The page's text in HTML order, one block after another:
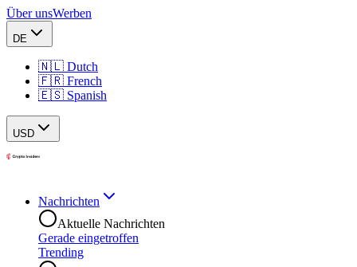
Über unsWerben
DE
🇳🇱 Dutch
🇫🇷 French
🇪🇸 Spanish
USD
Nachrichten
Aktuelle Nachrichten
Gerade eingetroffen
Trending